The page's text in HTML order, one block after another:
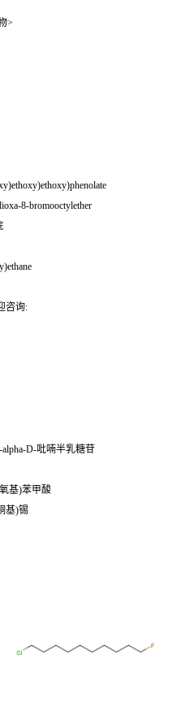
>
8-bromooctylether
咨询:
D-吡喃半乳糖苷
基)苯甲酸
基)锡